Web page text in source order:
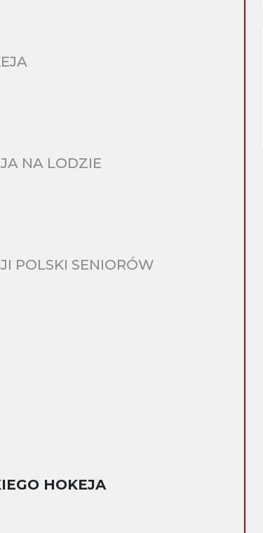
NA LODZIE
POLSKI SENIORÓW
HOKEJA